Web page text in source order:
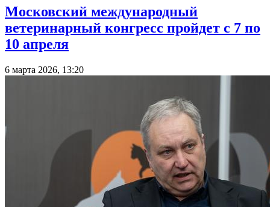
Московский международный
ветеринарный конгресс пройдет с 7 по
10 апреля
6 марта 2026, 13:20